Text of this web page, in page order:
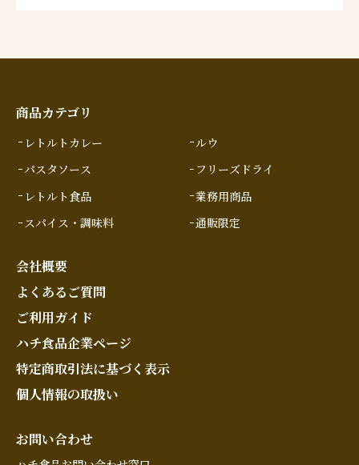
商品カテゴリ
レトルトカレー
パスタソース
レトルト食品
スパイス・調味料
ルウ
フリーズドライ
業務用商品
通販限定
会社概要
よくあるご質問
ご利用ガイド
ハチ食品企業ページ
特定商取引法に基づく表示
個人情報の取扱い
お問い合わせ